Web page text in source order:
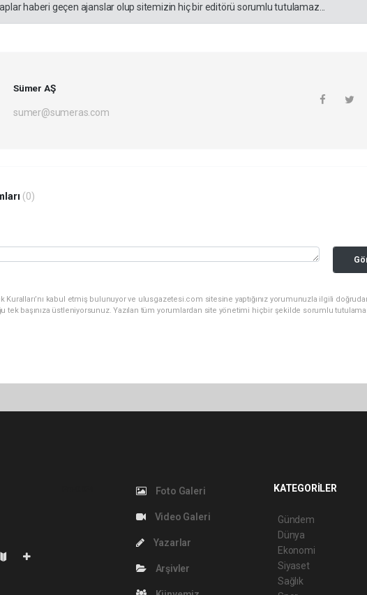
haberi geçen ajanslar olup sitemizin hiç bir editörü sorumlu tutulamaz...
Sümer AŞ
sumer@sumeras.com
(0)
Kuralları’nı kabul etmiş bulunuyor ve ulusgazetesi.com sitesine yaptığınız yorumunuzla ilgili
tek başınıza üstleniyorsunuz. Yazılan tüm yorumlardan site yönetimi hiçbir şekilde sorumlu
Foto Galeri
Video Galeri
Yazarlar
Arşivler
KATEGORİLER
Gündem
Dünya
Ekonomi
Siyaset
Sağlık